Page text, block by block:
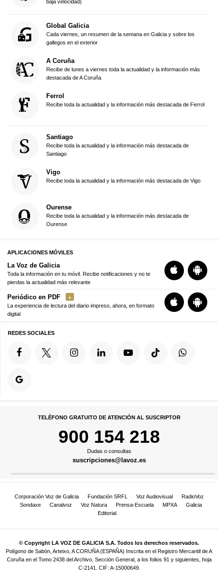
baja velocidad)
Global Galicia
Cada viernes, un resumen de la semana en Galicia y sobre los
gallegos en el exterior
A Coruña
Recibe de lunes a viernes toda la actualidad y la información más
destacada de A Coruña
Ferrol
Recibe toda la actualidad y la información más destacada de Ferrol
Santiago
Recibe toda la actualidad y la información más destacada de
Santiago
Vigo
Recibe toda la actualidad y la información más destacada de Vigo
Ourense
Recibe toda la actualidad y la información más destacada de
Ourense
APLICACIONES MÓVILES
La Voz de Galicia
Toda la información en tu móvil. Recibe notificaciones y no te
pierdas la actualidad más relevante
Periódico en PDF
La experiencia de lectura del diario impreso, ahora, en formato
digital
REDES SOCIALES
TELÉFONO GRATUITO DE ATENCIÓN AL SUSCRIPTOR
900 154 218
Dudas o consultas
suscripciones@lavoz.es
Corporación Voz de Galicia Fundación SRFL Voz Audiovisual
RadioVoz
Sondaxe
Canalvoz Voz Natura Prensa-Escuela MPXA
Galicia
Editorial
© Copyright LA VOZ DE GALICIA S.A. Todos los derechos reservados.
Polígono de Sabón, Arteixo, A CORUÑA (ESPAÑA) Inscrita en el Registro Mercantil de A
Coruña en el Tomo 2438 del Archivo, Sección General, a los folios 91 y siguientes, hoja
C-2141. CIF: A-15000649.